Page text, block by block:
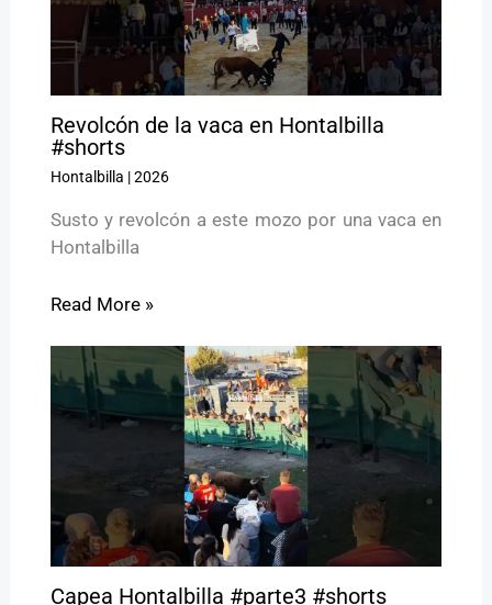
Revolcón de la vaca en Hontalbilla
#shorts
Hontalbilla |2026
Susto y revolcón a este mozo por una vaca en
Hontalbilla
Read More »
Capea Hontalbilla #parte3 #shorts